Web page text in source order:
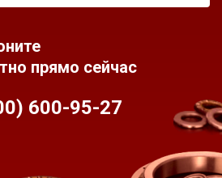
прямо сейчас
600-95-27